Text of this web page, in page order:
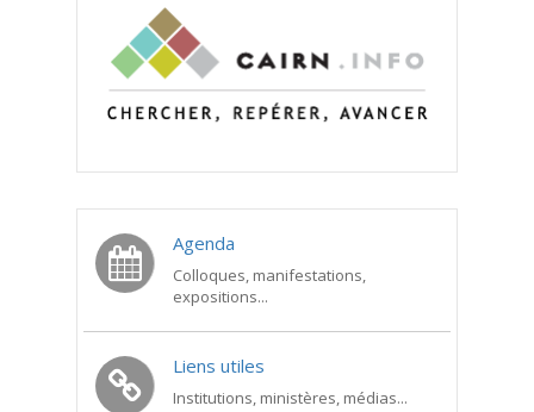
Agenda
Colloques, manifestations,
expositions...
Liens utiles
Institutions, ministères, médias...